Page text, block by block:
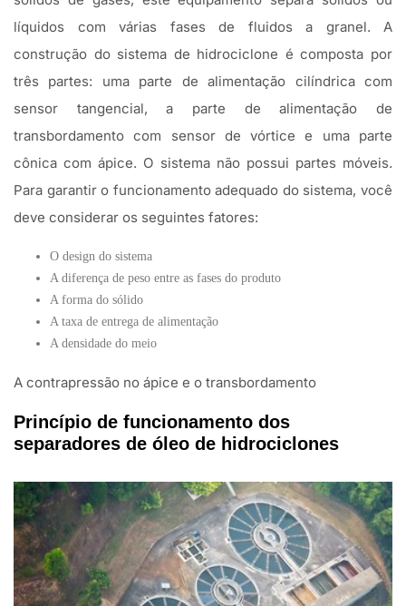
líquidos com várias fases de fluidos a granel. A
construção do sistema de hidrociclone é composta por
três partes: uma parte de alimentação cilíndrica com
sensor tangencial, a parte de alimentação de
transbordamento com sensor de vórtice e uma parte
cônica com ápice. O sistema não possui partes móveis.
Para garantir o funcionamento adequado do sistema, você
deve considerar os seguintes fatores:
O design do sistema
A diferença de peso entre as fases do produto
A forma do sólido
A taxa de entrega de alimentação
A densidade do meio
A contrapressão no ápice e o transbordamento
Princípio de funcionamento dos
separadores de óleo de hidrociclones